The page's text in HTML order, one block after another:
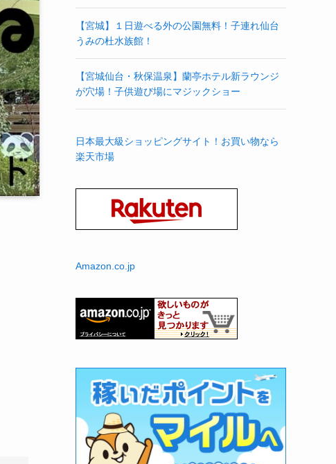
【宮城】１日遊べる外の公園無料！子連れ仙台
うみの杜水族館！
【宮城仙台・秋保温泉】蘭亭ホテル新ラウンジ
が穴場！子供遊び場にマジックショー
日本最大級ショッピングサイト！お買い物なら
楽天市場
Amazon.co.jp